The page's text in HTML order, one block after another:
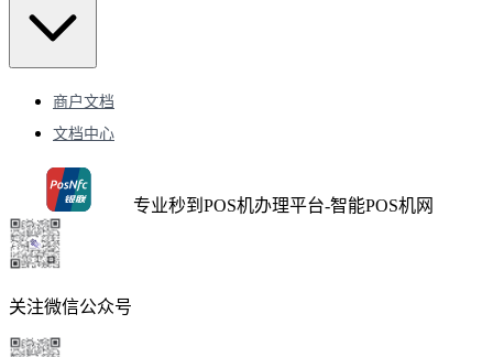
商户文档
文档中心
专业秒到POS机办理平台-智能POS机网
关注微信公众号